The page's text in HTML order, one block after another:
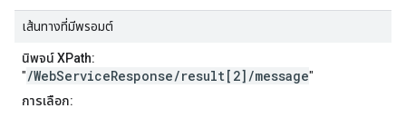
เส้นทางที่มีพรอมต์
นิพจน์ XPath:
"/WebServiceResponse/result[2]/message"
การเลือก: